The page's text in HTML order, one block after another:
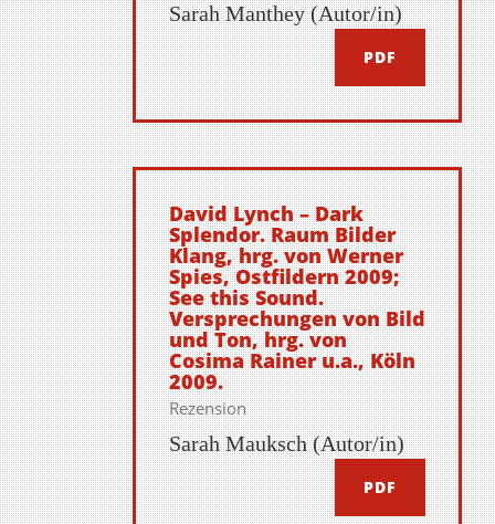
Sarah Manthey (Autor/in)
PDF
David Lynch – Dark
Splendor. Raum Bilder
Klang, hrg. von Werner
Spies, Ostfildern 2009;
See this Sound.
Versprechungen von Bild
und Ton, hrg. von
Cosima Rainer u.a., Köln
2009.
Rezension
Sarah Mauksch (Autor/in)
PDF